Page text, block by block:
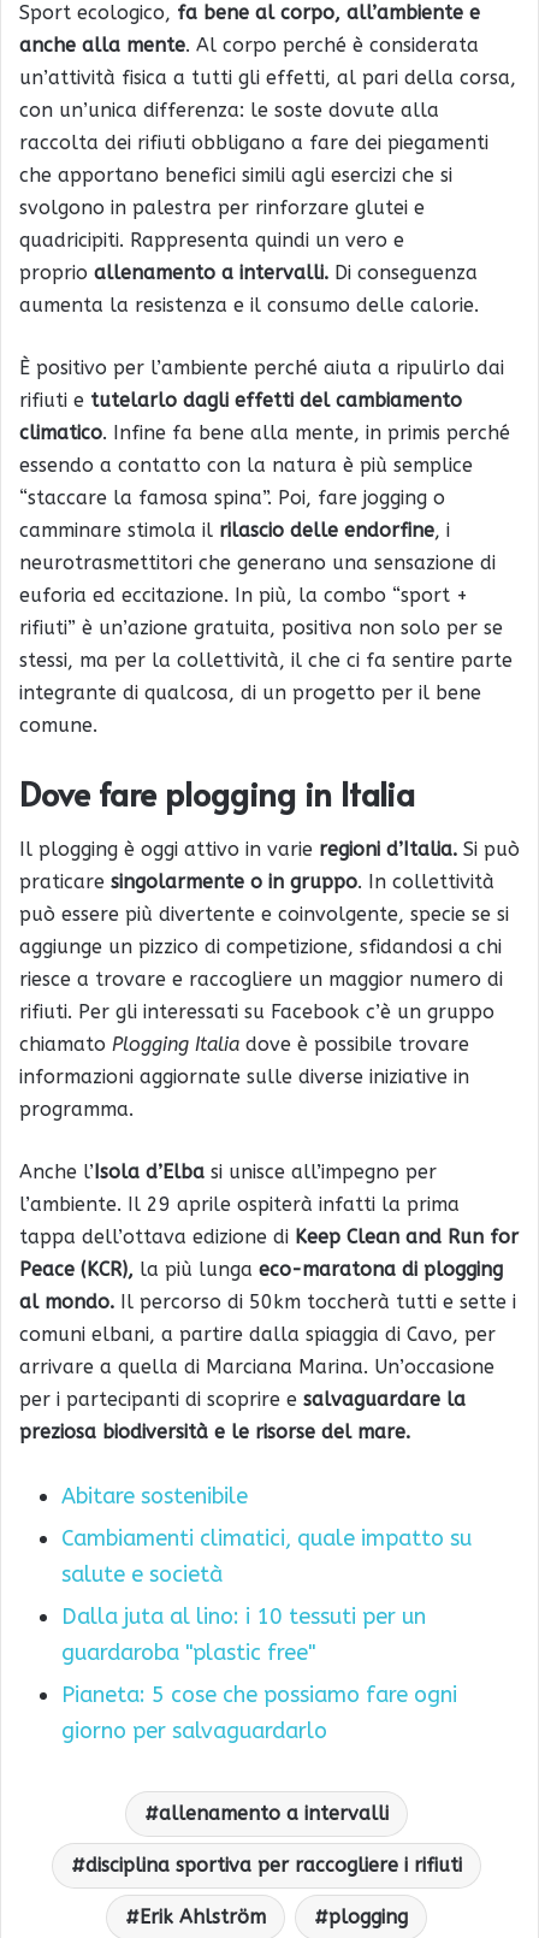
Sport ecologico, fa bene al corpo, all’ambiente e
anche alla mente. Al corpo perché è considerata
un’attività fisica a tutti gli effetti, al pari della corsa,
con un’unica differenza: le soste dovute alla
raccolta dei rifiuti obbligano a fare dei piegamenti
che apportano benefici simili agli esercizi che si
svolgono in palestra per rinforzare glutei e
quadricipiti. Rappresenta quindi un vero e
proprio allenamento a intervalli. Di conseguenza
aumenta la resistenza e il consumo delle calorie.
È positivo per l’ambiente perché aiuta a ripulirlo dai
rifiuti e tutelarlo dagli effetti del cambiamento
climatico. Infine fa bene alla mente, in primis perché
essendo a contatto con la natura è più semplice
“staccare la famosa spina”. Poi, fare jogging o
camminare stimola il rilascio delle endorfine, i
neurotrasmettitori che generano una sensazione di
euforia ed eccitazione. In più, la combo “sport +
rifiuti” è un’azione gratuita, positiva non solo per se
stessi, ma per la collettività, il che ci fa sentire parte
integrante di qualcosa, di un progetto per il bene
comune.
Dove fare plogging in Italia
Il plogging è oggi attivo in varie regioni d’Italia. Si può
praticare singolarmente o in gruppo. In collettività
può essere più divertente e coinvolgente, specie se si
aggiunge un pizzico di competizione, sfidandosi a chi
riesce a trovare e raccogliere un maggior numero di
rifiuti. Per gli interessati su Facebook c’è un gruppo
chiamato Plogging Italia dove è possibile trovare
informazioni aggiornate sulle diverse iniziative in
programma.
Anche l’Isola d’Elba si unisce all’impegno per
l’ambiente. Il 29 aprile ospiterà infatti la prima
tappa dell’ottava edizione di Keep Clean and Run for
Peace (KCR), la più lunga eco-maratona di plogging
al mondo. Il percorso di 50km toccherà tutti e sette i
comuni elbani, a partire dalla spiaggia di Cavo, per
arrivare a quella di Marciana Marina. Un’occasione
per i partecipanti di scoprire e salvaguardare la
preziosa biodiversità e le risorse del mare.
Abitare sostenibile
Cambiamenti climatici, quale impatto su
salute e società
Dalla juta al lino: i 10 tessuti per un
guardaroba "plastic free"
Pianeta: 5 cose che possiamo fare ogni
giorno per salvaguardarlo
allenamento a intervalli
disciplina sportiva per raccogliere i rifiuti
Erik Ahlström plogging